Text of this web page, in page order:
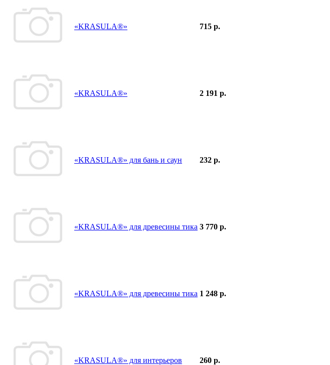
«KRASULA®» 715 р.
«KRASULA®» 2 191 р.
«KRASULA®» для бань и саун 232 р.
«KRASULA®» для древесины тика 3 770 р.
«KRASULA®» для древесины тика 1 248 р.
«KRASULA®» для интерьеров 260 р.